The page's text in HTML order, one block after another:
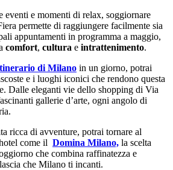
eventi e momenti di relax, soggiornare
permette di raggiungere facilmente sia
appuntamenti in programma a maggio,
comfort, cultura e intrattenimento.
di Milano in un giorno, potrai
e i luoghi iconici che rendono questa
Dalle eleganti vie dello shopping di Via
gallerie d’arte, ogni angolo di
ricca di avventure, potrai tornare al
come il Domina Milano, la scelta
che combina raffinatezza e
che Milano ti incanti.